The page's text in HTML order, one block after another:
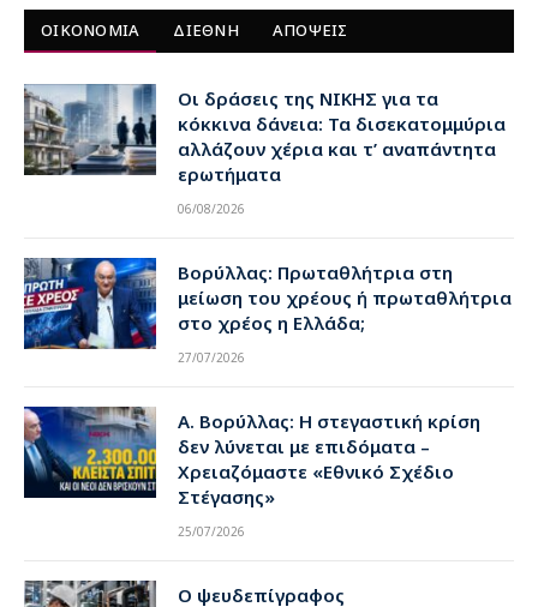
ΟΙΚΟΝΟΜΙΑ ΔΙΕΘΝΗ ΑΠΟΨΕΙΣ
Οι δράσεις της ΝΙΚΗΣ για τα
κόκκινα δάνεια: Τα δισεκατομμύρια
αλλάζουν χέρια και τ’ αναπάντητα
ερωτήματα
06/08/2026
Βορύλλας: Πρωταθλήτρια στη
μείωση του χρέους ή πρωταθλήτρια
στο χρέος η Ελλάδα;
27/07/2026
Α. Βορύλλας: Η στεγαστική κρίση
δεν λύνεται με επιδόματα –
Χρειαζόμαστε «Εθνικό Σχέδιο
Στέγασης»
25/07/2026
Ο ψευδεπίγραφος